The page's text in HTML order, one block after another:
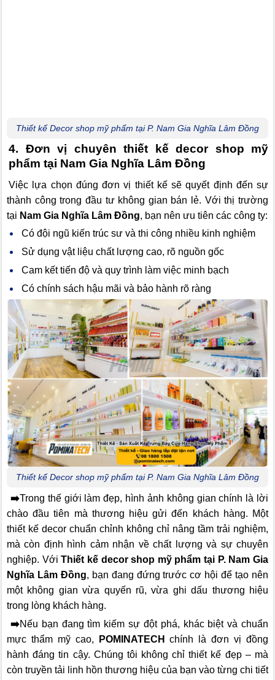
Thiết kế Decor shop mỹ phẩm tại P. Nam Gia Nghĩa Lâm Đồng
4. Đơn vị chuyên thiết kế decor shop mỹ
phẩm tại Nam Gia Nghĩa Lâm Đồng
Việc lựa chọn đúng đơn vị thiết kế sẽ quyết định đến sự
thành công trong đầu tư không gian bán lẻ. Với thị trường
tại Nam Gia Nghĩa Lâm Đồng, bạn nên ưu tiên các công ty:
Có đội ngũ kiến trúc sư và thi công nhiều kinh nghiệm
Sử dụng vật liệu chất lượng cao, rõ nguồn gốc
Cam kết tiến độ và quy trình làm việc minh bạch
Có chính sách hậu mãi và bảo hành rõ ràng
Thiết kế Decor shop mỹ phẩm tại P. Nam Gia Nghĩa Lâm Đồng
➡️Trong thế giới làm đẹp, hình ảnh không gian chính là lời
chào đầu tiên mà thương hiệu gửi đến khách hàng. Một
thiết kế decor chuẩn chỉnh không chỉ nâng tầm trải nghiệm,
mà còn định hình cảm nhận về chất lượng và sự chuyên
nghiệp. VớiThiết kế decor shop mỹ phẩm tại P. Nam Gia
Nghĩa Lâm Đồng, bạn đang đứng trước cơ hội để tạo nên
một không gian vừa quyến rũ, vừa ghi dấu thương hiệu
trong lòng khách hàng.
➡️Nếu bạn đang tìm kiếm sự đột phá, khác biệt và chuẩn
mực thẩm mỹ cao,
POMINATECH chính là đơn vị đồng
hành đáng tin cậy. Chúng tôi không chỉ thiết kế đẹp – mà
còn truyền tải linh hồn thương hiệu của bạn vào từng chi tiết